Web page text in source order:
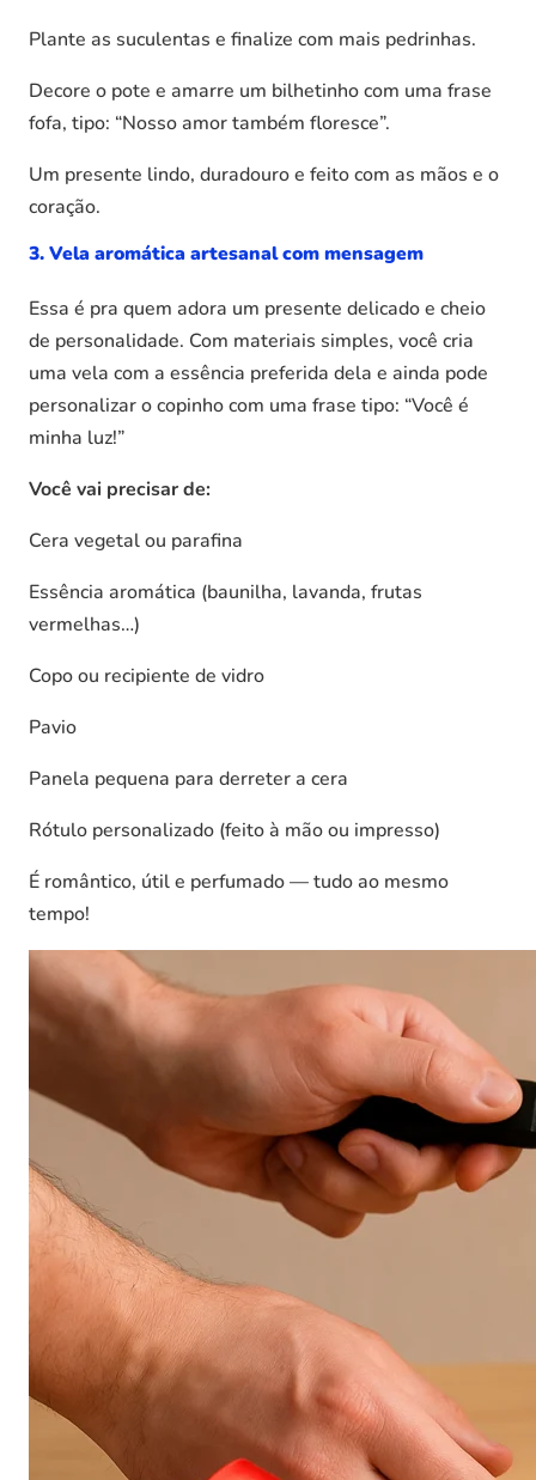
Plante as suculentas e finalize com mais pedrinhas.
Decore o pote e amarre um bilhetinho com uma frase
fofa, tipo: “Nosso amor também floresce”.
Um presente lindo, duradouro e feito com as mãos e o
coração.
3. Vela aromática artesanal com mensagem
Essa é pra quem adora um presente delicado e cheio
de personalidade. Com materiais simples, você cria
uma vela com a essência preferida dela e ainda pode
personalizar o copinho com uma frase tipo: “Você é
minha luz!”
Você vai precisar de:
Cera vegetal ou parafina
Essência aromática (baunilha, lavanda, frutas
vermelhas…)
Copo ou recipiente de vidro
Pavio
Panela pequena para derreter a cera
Rótulo personalizado (feito à mão ou impresso)
É romântico, útil e perfumado — tudo ao mesmo
tempo!